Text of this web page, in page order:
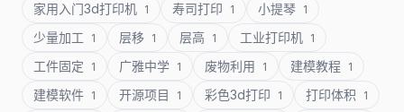
家用入门3d打印机 1 寿司打印 1 小提琴 1
少量加工 1 层移 1 层高 1 工业打印机 1
工件固定 1 广雅中学 1 废物利用 1 建模教程 1
建模软件 1 开源项目 1 彩色3d打印 1 打印体积 1